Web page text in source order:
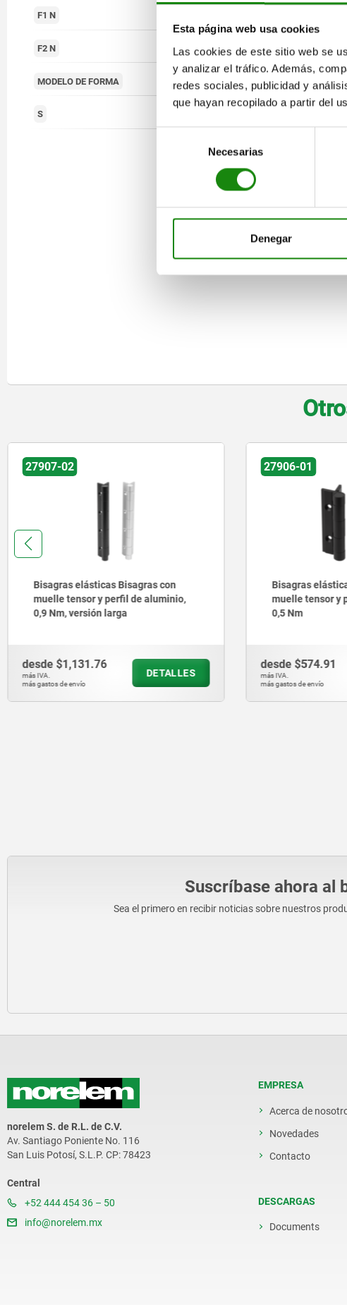
Esta página web usa cookies
Las cookies de este sitio web se
y analizar el tráfico. Además,
redes sociales, publicidad y
que hayan recopilado a partir del
consentimiento
Necesarias
Denegar
F1 N
F2 N 16000
MODELO DE FORMA Apertura suave
S
27906-01
Bisagras elásticas, bisagras con
muelle tensor y perfil de aluminio,
0,5 Nm
desde$574.91
más IVA.
más gastos de envío
DETALLES
27909
Bisagras
muelle tensor y
3,8 Nm
desde$1,051.69
más IVA.
más gastos de envío
Suscríbase ahora al
Sea el primero en recibir noticias sobre nuestros
norelem S. de R.L. de C.V.
Av. Santiago Poniente No. 116
San Luis Potosí, S.L.P. CP: 78423
Central
+52 444 454 36 – 50
info@norelem.mx
EMPRESA
Acerca de
Novedades
Contacto
DESCARGAS
Documents